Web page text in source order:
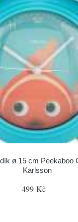
ø 15 cm Peekaboo
Karlsson
499 Kč